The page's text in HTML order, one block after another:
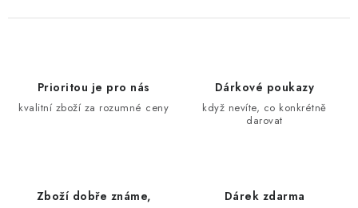
Prioritou je pro nás
kvalitní zboží za rozumné ceny
Dárkové poukazy
když nevíte, co konkrétně
darovat
Zboží dobře známe, Dárek zdarma